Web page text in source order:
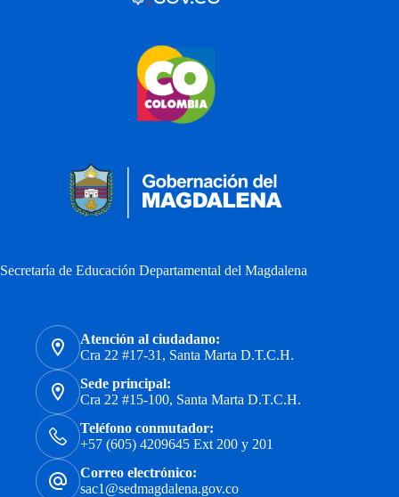
Secretaría de Educación Departamental del Magdalena
Atención al ciudadano:
Cra 22 #17-31, Santa Marta D.T.C.H.
Sede principal:
Cra 22 #15-100, Santa Marta D.T.C.H.
Teléfono conmutador:
+57 (605) 4209645 Ext 200 y 201
Correo electrónico:
sac1@sedmagdalena.gov.co